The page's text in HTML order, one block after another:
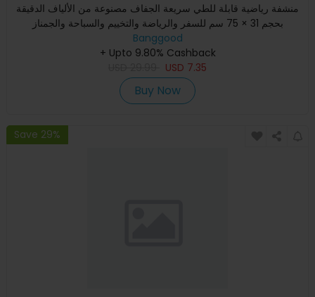
منشفة رياضية قابلة للطي سريعة الجفاف مصنوعة من الألياف الدقيقة
بحجم 31 × 75 سم للسفر والرياضة والتخييم والسباحة والجمناز
Banggood
+ Upto 9.80% Cashback
USD 7.35
Buy Now
Save 29%